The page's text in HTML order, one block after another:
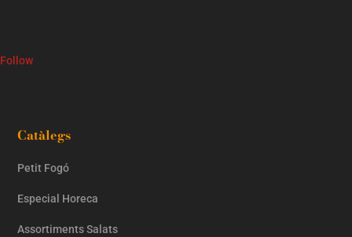
Follow
Catàlegs
Petit Fogó
Especial Horeca
Assortiments Salats